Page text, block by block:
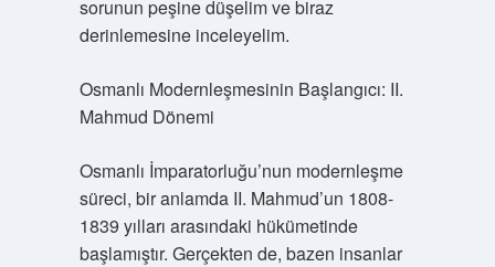
sorunun peşine düşelim ve biraz
derinlemesine inceleyelim.
Osmanlı Modernleşmesinin Başlangıcı: II.
Mahmud Dönemi
Osmanlı İmparatorluğu’nun modernleşme
süreci, bir anlamda II. Mahmud’un 1808-
1839 yılları arasındaki hükümetinde
başlamıştır. Gerçekten de, bazen insanlar